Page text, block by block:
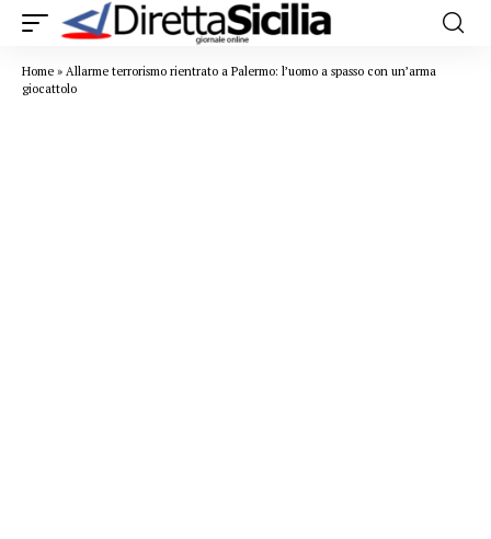
Home » Allarme terrorismo rientrato a Palermo: l’uomo a spasso con un’arma
giocattolo